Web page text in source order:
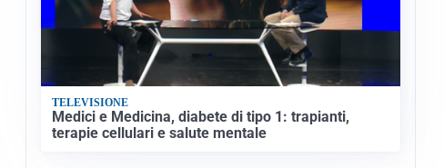
TELEVISIONE
Medici e Medicina, diabete di tipo 1: trapianti,
terapie cellulari e salute mentale